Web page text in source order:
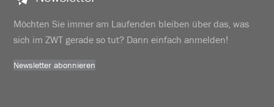
Möchten Sie immer am Laufenden bleiben über das, was
sich im ZWT gerade so tut? Dann einfach anmelden!
Newsletter abonnieren